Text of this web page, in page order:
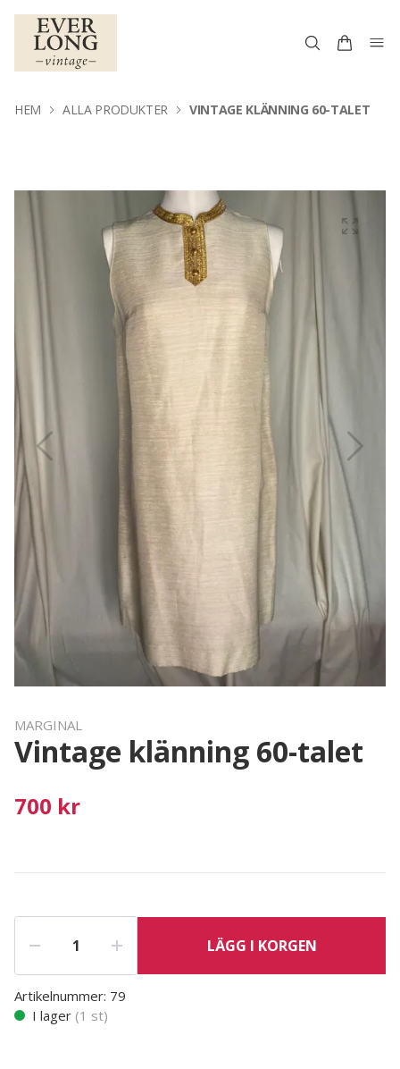
HEM ALLA PRODUKTER VINTAGE KLÄNNING 60-TALET
MARGINAL
Vintage klänning 60-talet
700 kr
LÄGG I KORGEN
Artikelnummer: 79
I lager (1 st)